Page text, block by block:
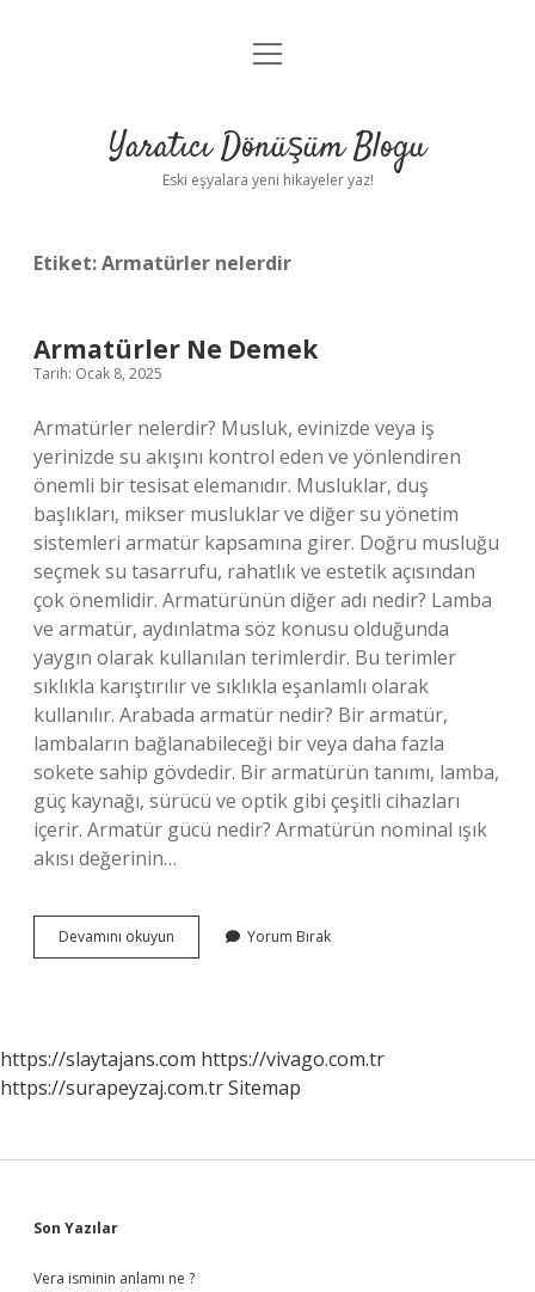
Anasayfa
Yasal Uyarı
menüyü
Yaratıcı Dönüşüm Blogu
Eski eşyalara yeni hikayeler yaz!
Etiket:Armatürler nelerdir
Armatürler Ne Demek
Tarih: Ocak 8, 2025
Armatürler nelerdir? Musluk, evinizde veya iş
yerinizde su akışını kontrol eden ve yönlendiren
önemli bir tesisat elemanıdır. Musluklar, duş
başlıkları, mikser musluklar ve diğer su yönetim
sistemleri armatür kapsamına girer. Doğru musluğu
seçmek su tasarrufu, rahatlık ve estetik açısından
çok önemlidir. Armatürünün diğer adı nedir? Lamba
ve armatür, aydınlatma söz konusu olduğunda
yaygın olarak kullanılan terimlerdir. Bu terimler
sıklıkla karıştırılır ve sıklıkla eşanlamlı olarak
kullanılır. Arabada armatür nedir? Bir armatür,
lambaların bağlanabileceği bir veya daha fazla
sokete sahip gövdedir. Bir armatürün tanımı, lamba,
güç kaynağı, sürücü ve optik gibi çeşitli cihazları
içerir. Armatür gücü nedir? Armatürün nominal ışık
akısı değerinin…
Devamını okuyun Armatürler
Ne
Yorum Bırak
https://slaytajans.com https://vivago.com.tr
https://surapeyzaj.com.trSitemap
Sidebar
Son Yazılar
Vera isminin anlamı ne ?